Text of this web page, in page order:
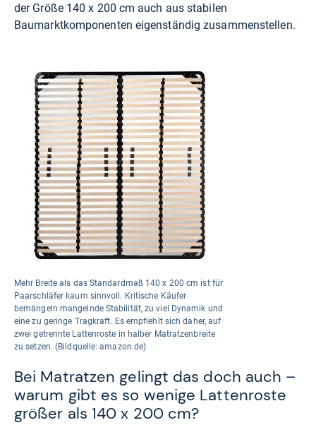
der Größe 140 x 200 cm auch aus stabilen
Baumarktkomponenten eigenständig zusammenstellen.
Mehr Breite als das Standardmaß 140 x 200 cm ist für
Paarschläfer kaum sinnvoll. Kritische Käufer
bemängeln mangelnde Stabilität, zu viel Dynamik und
eine zu geringe Tragkraft. Es empfiehlt sich daher, auf
zwei getrennte Lattenroste in halber Matratzenbreite
zu setzen. (Bildquelle: amazon.de)
Bei Matratzen gelingt das doch auch –
warum gibt es so wenige Lattenroste
größer als 140 x 200 cm?